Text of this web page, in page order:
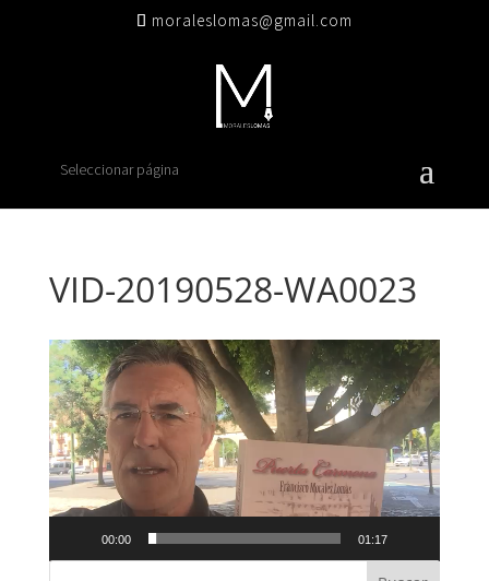
moraleslomas@gmail.com
Seleccionar página
VID-20190528-WA0023
Reproductor
de
vídeo
00:00 01:17